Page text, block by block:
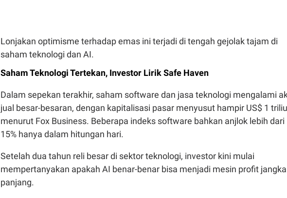
Lonjakan optimisme terhadap emas ini terjadi di tengah gejolak tajam di
saham teknologi dan AI.
Saham Teknologi Tertekan, Investor Lirik Safe Haven
Dalam sepekan terakhir, saham software dan jasa teknologi mengalami
jual besar-besaran, dengan kapitalisasi pasar menyusut hampir US$ 1
menurut Fox Business. Beberapa indeks software bahkan anjlok lebih dari
15% hanya dalam hitungan hari.
Setelah dua tahun reli besar di sektor teknologi, investor kini mulai
mempertanyakan apakah AI benar-benar bisa menjadi mesin profit jangka
panjang.